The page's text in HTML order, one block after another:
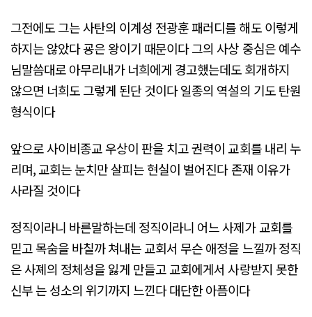
그전에도 그는 사탄의 이계성 전광훈 패러디를 해도 이렇게
하지는 않았다 굥은 왕이기 때문이다 그의 사상 중심은 예수
님말씀대로 아무리내가 너희에게 경고했는데도 회개하지
않으면 너희도 그렇게 된단 것이다 일종의 역설의 기도 탄원
형식이다
앞으로 사이비종교 우상이 판을 치고 권력이 교회를 내리 누
리며, 교회는 눈치만 살피는 현실이 벌어진다 존재 이유가
사라질 것이다
정직이라니 바른말하는데 정직이라니 어느 사제가 교회를
믿고 목숨을 바칠까 쳐내는 교회서 무슨 애정을 느낄까 정직
은 사졔의 정체성을 잃게 만들고 교회에게서 사랑받지 못한
신부 는 성소의 위기까지 느낀다 대단한 아픔이다